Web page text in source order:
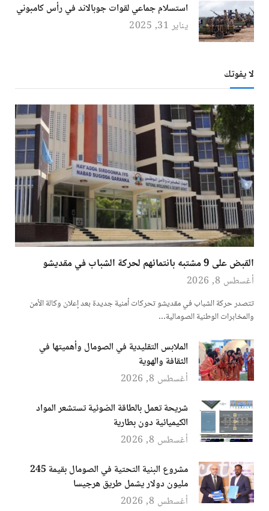
استسلام جماعي لقوات جوبالاند في رأس كامبوني
يناير 31, 2025
لا يفوتك
القبض على 9 مشتبه بانتمائهم لحركة الشباب في مقديشو
أغسطس 8, 2026
تتصدر حركة الشباب في مقديشو تحركات أمنية جديدة بعد إعلان وكالة الأمن
والمخابرات الوطنية الصومالية…
الملابس التقليدية في الصومال وأهميتها في
الثقافة والهوية
أغسطس 8, 2026
شريحة تعمل بالطاقة الضوئية تستشعر المواد
الكيميائية دون بطارية
أغسطس 8, 2026
مشروع البنية التحتية في الصومال بقيمة 245
مليون دولار يشمل طريق هرجيسا
أغسطس 8, 2026